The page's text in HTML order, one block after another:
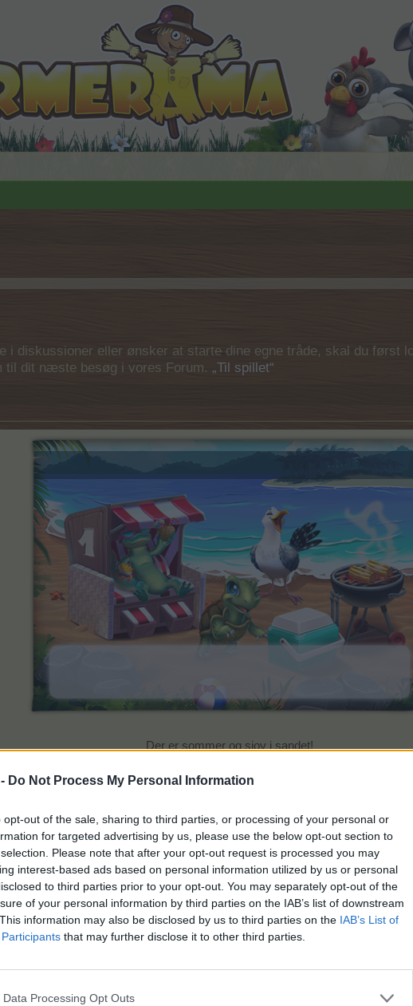
Do Not Process My Personal Information
opt-out of the sale, sharing to third parties, or processing of your personal or
for targeted advertising by us, please use the below opt-out section to
Please note that after your opt-out request is processed you may
interest-based ads based on personal information utilized by us or personal
to third parties prior to your opt-out. You may separately opt-out of the
of your personal information by third parties on the IAB’s list of downstream
information may also be disclosed by us to third parties on the IAB’s List of
that may further disclose it to other third parties.
Data Processing Opt Outs
i diskussioner eller ønsker at starte dine egne tråde, skal du først
til dit næste besøg i vores Forum. „Til spillet“
Der er sommer og sjov i sandet!
Besøg sommerkalenderen for
låses der op for bonusgaverne.
Læn jer tilbage, og nyd solen!
Tirsdag 1/7 kl. 00 - Torsdag 31/7 kl. 23.59